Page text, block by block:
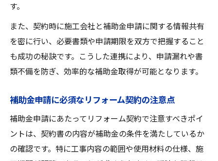
快適な住まい実現はリフォーム契約内容か
リフォーム契約で叶える理想の住宅づくり
契約内容を活かした快適住宅リフォーム入
リフォーム契約が導く満足度の高い住まい
リフォーム契約内容が変える快適な住宅生
活
す。
また、契約時に施工会社と補助金申請に関する情報共有
を密に行い、必要書類や申請期限を双方で把握すること
も成功の秘訣です。こうした連携により、申請漏れや書
類不備を防ぎ、効率的な補助金取得が可能となります。
補助金申請に必須なリフォーム契約の注意点
補助金申請にあたってリフォーム契約で注意すべきポイ
ントは、契約書の内容が補助金の条件を満たしているか
の確認です。特に工事内容の範囲や使用材料の仕様、施